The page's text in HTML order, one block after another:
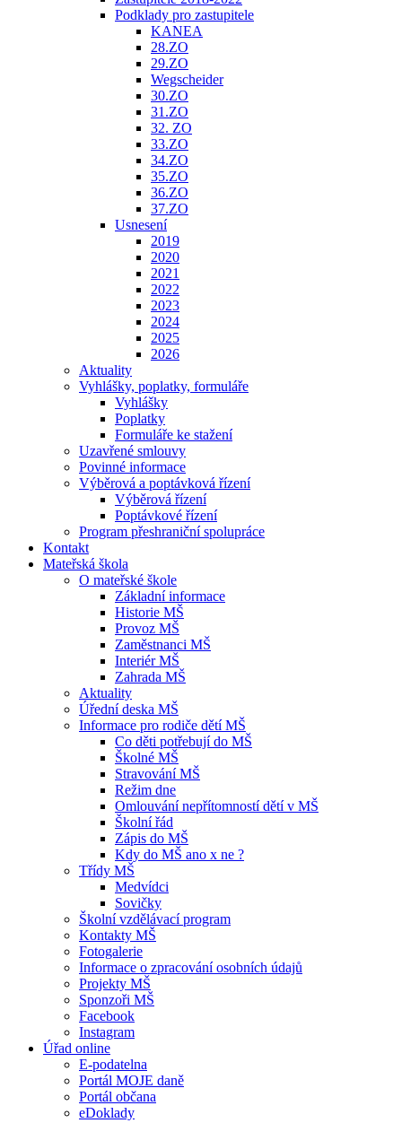
Podklady pro zastupitele
KANEA
28.ZO
29.ZO
Wegscheider
30.ZO
31.ZO
32. ZO
33.ZO
34.ZO
35.ZO
36.ZO
37.ZO
Usnesení
2019
2020
2021
2022
2023
2024
2025
2026
Aktuality
Vyhlášky, poplatky, formuláře
Vyhlášky
Poplatky
Formuláře ke stažení
Uzavřené smlouvy
Povinné informace
Výběrová a poptávková řízení
Výběrová řízení
Poptávkové řízení
Program přeshraniční spolupráce
Kontakt
Mateřská škola
O mateřské škole
Základní informace
Historie MŠ
Provoz MŠ
Zaměstnanci MŠ
Interiér MŠ
Zahrada MŠ
Aktuality
Úřední deska MŠ
Informace pro rodiče dětí MŠ
Co děti potřebují do MŠ
Školné MŠ
Stravování MŠ
Režim dne
Omlouvání nepřítomností dětí v MŠ
Školní řád
Zápis do MŠ
Kdy do MŠ ano x ne ?
Třídy MŠ
Medvídci
Sovičky
Školní vzdělávací program
Kontakty MŠ
Fotogalerie
Informace o zpracování osobních údajů
Projekty MŠ
Sponzoři MŠ
Facebook
Instagram
Úřad online
E-podatelna
Portál MOJE daně
Portál občana
eDoklady